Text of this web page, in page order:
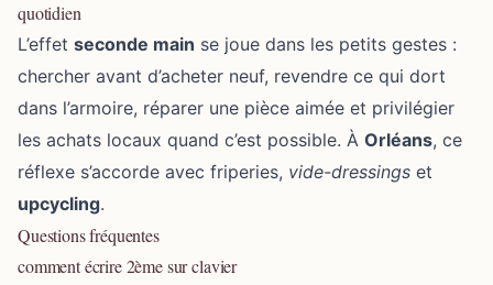
quotidien
L’effet seconde main se joue dans les petits gestes :
chercher avant d’acheter neuf, revendre ce qui dort
dans l’armoire, réparer une pièce aimée et privilégier
les achats locaux quand c’est possible. À Orléans, ce
réflexe s’accorde avec friperies, vide-dressings et
upcycling.
Questions fréquentes
comment écrire 2ème sur clavier